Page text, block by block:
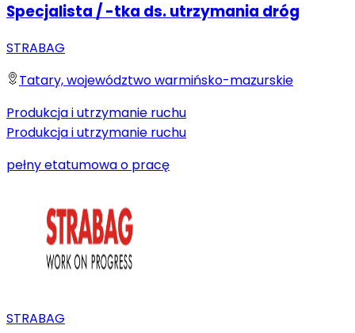
Specjalista / -tka ds. utrzymania dróg
STRABAG
Tatary, województwo warmińsko-mazurskie
Produkcja i utrzymanie ruchu
Produkcja i utrzymanie ruchu
pełny etatumowa o pracę
STRABAG